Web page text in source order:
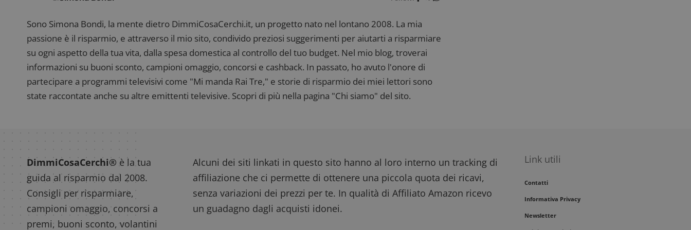
Sono Simona Bondi, la mente dietro DimmiCosaCerchi.it, un progetto nato nel lontano 2008. La mia
passione è il risparmio, e attraverso il mio sito, condivido preziosi suggerimenti per aiutarti a risparmiare
su ogni aspetto della tua vita, dalla spesa domestica al controllo del tuo budget. Nel mio blog, troverai
informazioni su buoni sconto, campioni omaggio, concorsi e cashback. In passato, ho avuto l'onore di
partecipare a programmi televisivi come "Mi manda Rai Tre," e storie di risparmio dei miei lettori sono
state raccontate anche su altre emittenti televisive. Scopri di più nella pagina "Chi siamo" del sito.
DimmiCosaCerchi® è la tua
guida al risparmio dal 2008.
Consigli per risparmiare,
campioni omaggio, concorsi a
premi, buoni sconto, volantini
Alcuni dei siti linkati in questo sito hanno al loro interno un tracking di
affiliazione che ci permette di ottenere una piccola quota dei ricavi,
senza variazioni dei prezzi per te. In qualità di Affiliato Amazon ricevo
un guadagno dagli acquisti idonei.
Link utili
Contatti
Informativa Privacy
Newsletter